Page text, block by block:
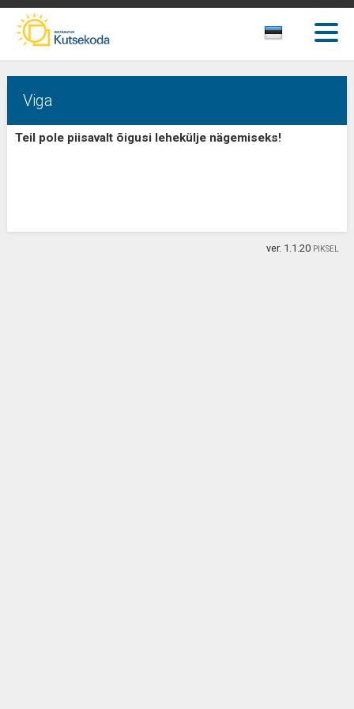
Viga
Teil pole piisavalt õigusi lehekülje nägemiseks!
ver. 1.1.20 PIKSEL